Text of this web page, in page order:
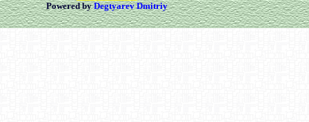
Powered byDegtyarev Dmitriy